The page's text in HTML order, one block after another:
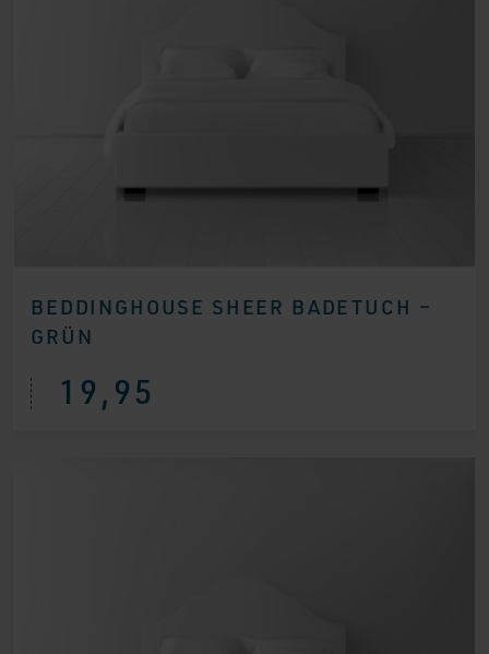
BEDDINGHOUSE SHEER BADETUCH –
GRÜN
19,95